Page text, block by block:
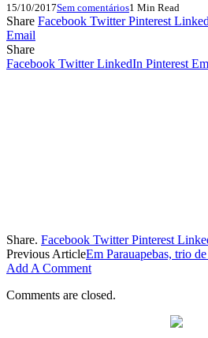
15/10/2017Sem comentários1 Min Read
Share Facebook Twitter Pinterest
Email
Share
Facebook Twitter LinkedIn Pinterest
Share. Facebook Twitter Pinterest
Previous ArticleEm Parauapebas, trio
Add A Comment
Comments are closed.